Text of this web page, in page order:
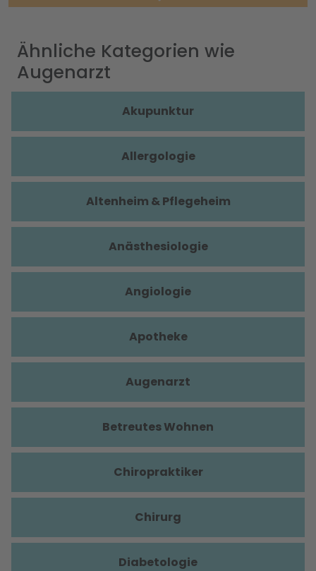
Ähnliche Kategorien wie
Augenarzt
Akupunktur
Allergologie
Altenheim & Pflegeheim
Anästhesiologie
Angiologie
Apotheke
Augenarzt
Betreutes Wohnen
Chiropraktiker
Chirurg
Diabetologie